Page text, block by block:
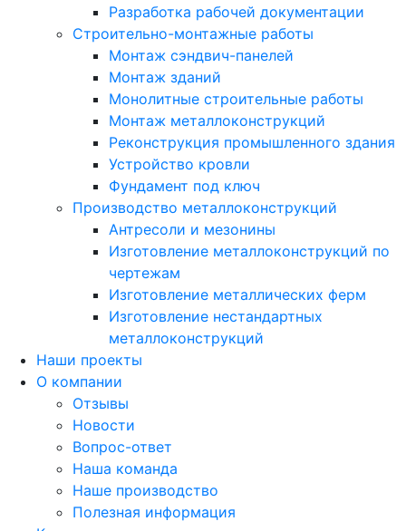
Разработка рабочей документации
Строительно-монтажные работы
Монтаж сэндвич-панелей
Монтаж зданий
Монолитные строительные работы
Монтаж металлоконструкций
Реконструкция промышленного здания
Устройство кровли
Фундамент под ключ
Производство металлоконструкций
Антресоли и мезонины
Изготовление металлоконструкций по
чертежам
Изготовление металлических ферм
Изготовление нестандартных
металлоконструкций
Наши проекты
О компании
Отзывы
Новости
Вопрос-ответ
Наша команда
Наше производство
Полезная информация